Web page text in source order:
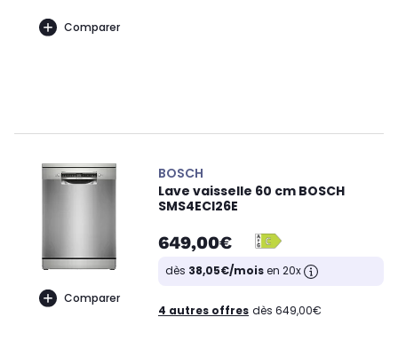
Comparer
Comparer
BOSCH
Lave vaisselle 60 cm BOSCH
SMS4ECI26E
649,00€
dès 38,05€/moisen 20x
4 autres offres dès 649,00€